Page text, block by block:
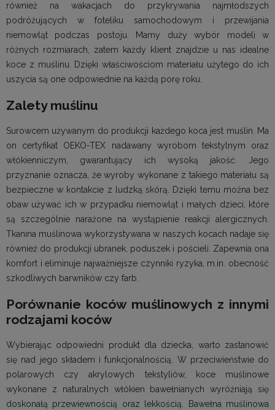
również na wakacjach do przykrywania najmłodszych
podróżujących w foteliku samochodowym i przewijania
niemowląt podczas postoju. Mamy duży wybór modeli w
różnych rozmiarach, zatem każdy klient znajdzie u nas idealne
koce z muślinu. Dzięki właściwościom materiału użytego do ich
uszycia są one odpowiednie na każdą porę roku.
Zalety muślinu
Surowcem używanym do produkcji każdego koca jest muślin. Ma
on certyfikat OEKO-TEX nadawany wyrobom tekstylnym oraz
włókienniczym, gwarantujący ich wysoką jakość. Jego
przyznanie oznacza, że wyroby wykonane z takiego materiału są
bezpieczne w kontakcie z ludzką skórą. Dzięki temu można bez
obaw używać ich w przypadku niemowląt i małych dzieci, które
są szczególnie narażone na wystąpienie reakcji alergicznych.
Tkanina muślinowa wykorzystywana w naszych kocach nadaje się
również do produkcji ubranek, poduszek i pościeli. Zapewnia ona
komfort i eliminuje najważniejsze czynniki ryzyka, m.in. obecność
szkodliwych barwników czy farb.
Porównanie koców muślinowych z innymi
rodzajami koców
Wybierając odpowiedni produkt dla dziecka, warto zastanowić
się nad jego składem i funkcjonalnością. W przeciwieństwie do
polarowych czy akrylowych tekstyliów, koce muślinowe
wykonane z naturalnych włókien bawełnianych wyróżniają się
doskonałą przewiewnością oraz lekkością. Bawełna muślinowa